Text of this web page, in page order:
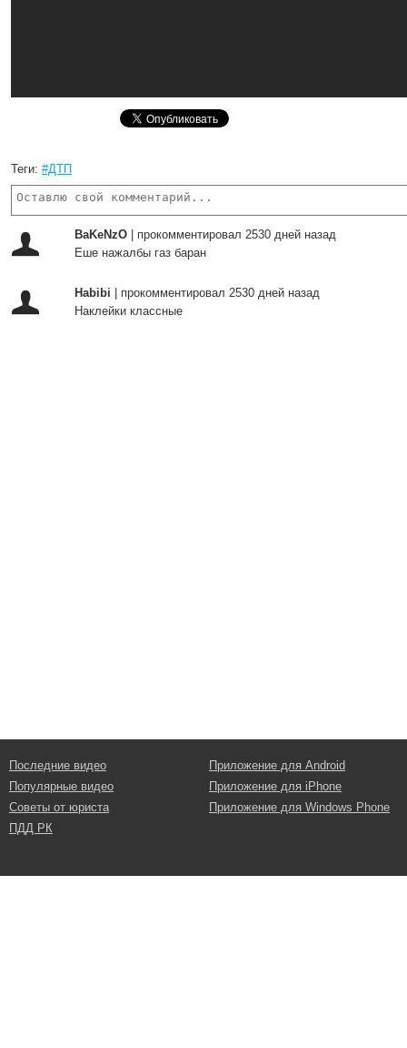
Теги: #ДТП
BaKeNzO
прокомментировал 2530 дней назад
Еше нажалбы газ баран
Habibi
прокомментировал 2530 дней назад
Наклейки классные
Последние видео
Популярные видео
Советы от юриста
ПДД РК
Приложение для Android
Приложение для iPhone
Приложение для Windows Phone